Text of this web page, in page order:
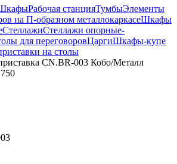
Рабочая станцияТумбыЭлементы
на П-образном металлокаркасеШкафы
СтеллажиСтеллажи опорные-
для переговоровЦаргиШкафы-купе
на столы
CN.BR-003 Кобо/Металл